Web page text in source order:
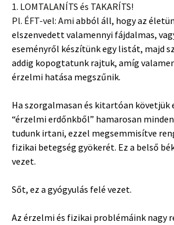
1. LOMTALANÍTS és TAKARÍTS!
Pl. ÉFT-vel: Ami abból áll, hogy az
elszenvedett valamennyi fájdalmas,
eseményről készítünk egy listát, majd
addig kopogtatunk rajtuk, amíg
érzelmi hatása megszűnik.
Ha szorgalmasan és kitartóan követjük
“érzelmi erdőnkből” hamarosan
tudunk irtani, ezzel megsemmisítve
fizikai betegség gyökerét. Ez a belső
vezet.
Sőt, ez a gyógyulás felé vezet.
Az érzelmi és fizikai problémáink nagy